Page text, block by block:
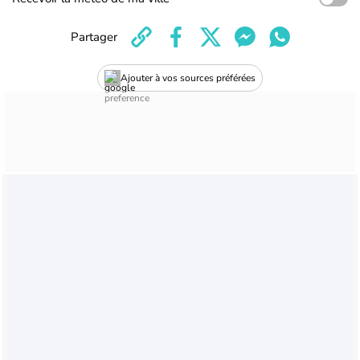
Ajouter à vos sources préférées
Partager